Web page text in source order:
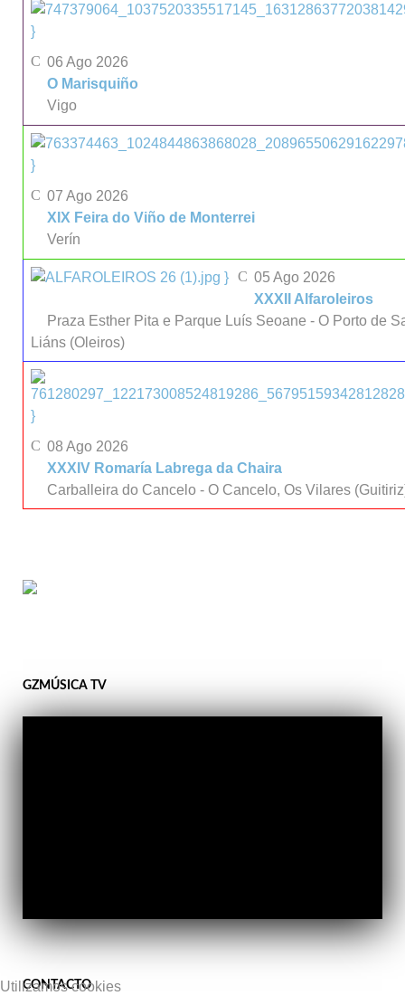
}
06 Ago 2026
O Marisquiño
Vigo
}
07 Ago 2026
XIX Feira do Viño de Monterrei
Verín
}
05 Ago 2026
XXXII Alfaroleiros
Praza Esther Pita e Parque Luís Seoane - O Porto de
Liáns (Oleiros)
}
08 Ago 2026
XXXIV Romaría Labrega da Chaira
Carballeira do Cancelo - O Cancelo, Os Vilares
GZMÚSICA TV
CONTACTO
Utilizamos cookies